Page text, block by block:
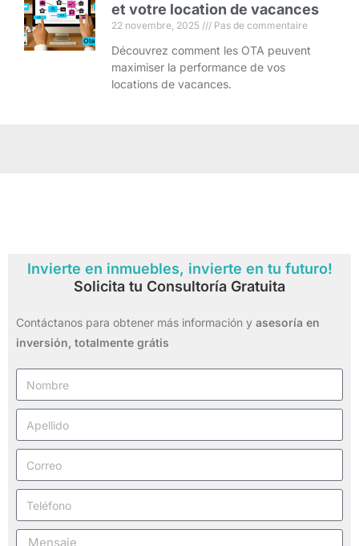
et votre location de vacances
22 novembre, 2025 Pas de commentaire
Découvrez comment les OTA peuvent
maximiser la performance de vos
locations de vacances.
Invierte en inmuebles, invierte en tu futuro!
Solicita tu Consultoría Gratuita
Contáctanos para obtener más información y asesoría en
inversión, totalmente grátis